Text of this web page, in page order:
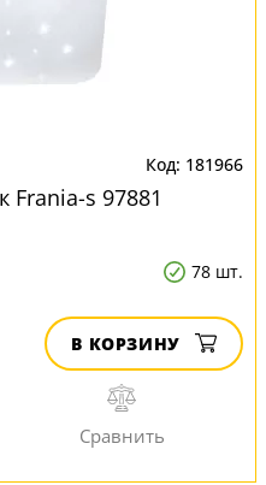
181966
Frania-s 97881
78 шт.
В КОРЗИНУ